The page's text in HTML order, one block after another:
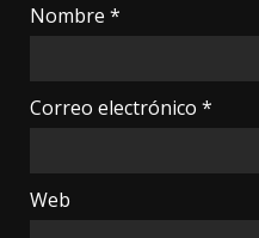
Nombre *
Correo electrónico *
Web